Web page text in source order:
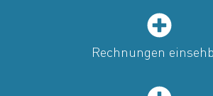
Rechnungen